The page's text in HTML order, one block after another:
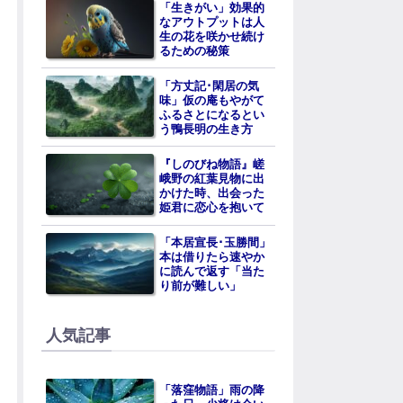
「生きがい」効果的
なアウトプットは人
生の花を咲かせ続け
るための秘策
「方丈記･閑居の気
味」仮の庵もやがて
ふるさとになるとい
う鴨長明の生き方
『しのびね物語』嵯
峨野の紅葉見物に出
かけた時、出会った
姫君に恋心を抱いて
「本居宣長･玉勝間」
本は借りたら速やか
に読んで返す「当た
り前が難しい」
人気記事
「落窪物語」雨の降